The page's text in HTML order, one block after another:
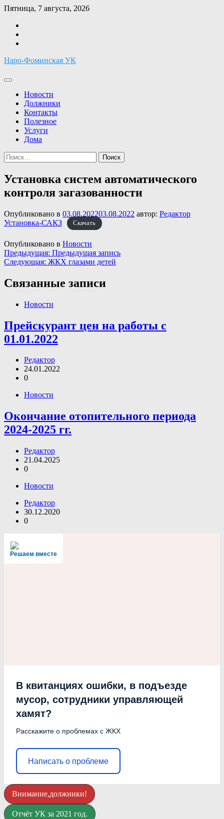
Перейти
содержимому
Пятница, 7 августа, 2026
Наро-Фоминская УК
Новости
Должники
Контакты
Полезное
Услуги
Дома
Найти:
Установка систем автоматического
контроля загазованности
Опубликовано в 03.08.202203.08.2022 автор: Редактор
Установка-САКЗ
Скачать
Опубликовано в Новости
Навигация
по
записям
Предыдущая: Предыдущая запись
Следующая: ЖКХ глазами детей
Связанные записи
Новости
Прейскурант цен на работы с
01.01.2022
Редактор
24.01.2022
0
Новости
Окончание отопительного периода
2024-2025 гг.
Редактор
21.04.2025
0
Новости
Редактор
30.12.2020
0
Решаем вместе
В квитанциях ошибки, в подъезде
мусор, сотрудники управляющей
хамят?
Расскажите о проблемах с ЖКХ
Написать о проблеме
Внимание,должники!
Отчёт УК за 2021 год.